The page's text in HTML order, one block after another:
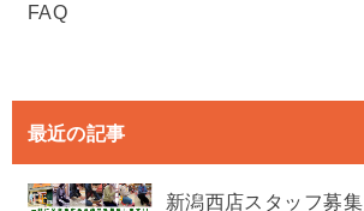
FAQ
最近の記事
新潟西店スタッフ募集